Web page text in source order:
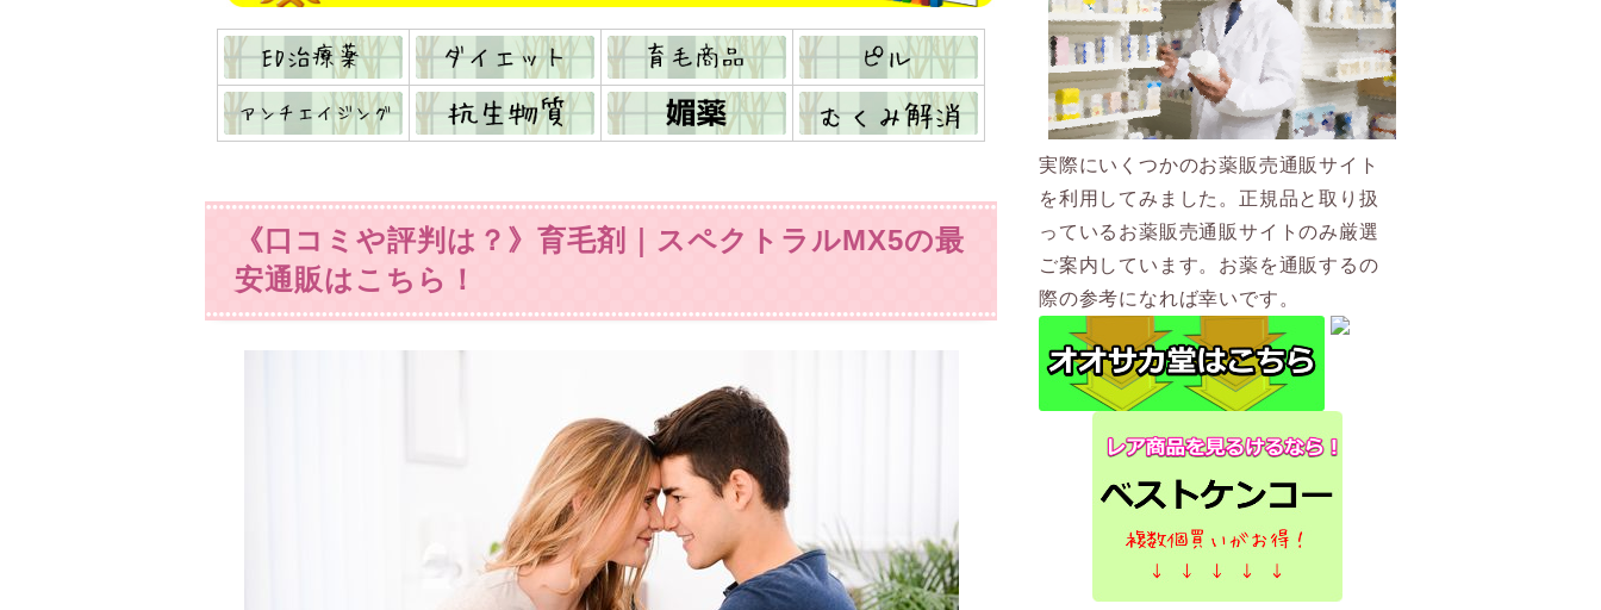
《口コミや評判は？》育毛剤｜スペクトラルMX5の最
安通販はこちら！
実際にいくつかのお薬販売通販サイト
を利用してみました。正規品と取り扱
っているお薬販売通販サイトのみ厳選
ご案内しています。お薬を通販するの
際の参考になれば幸いです。